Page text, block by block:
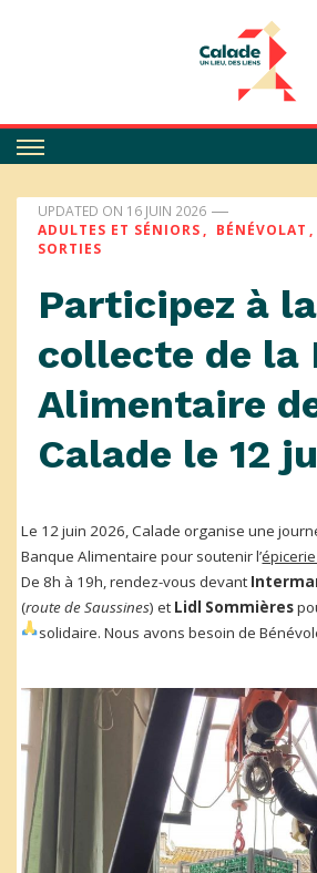
Calade
UPDATED ON 16 JUIN 2026
ADULTES ET SÉNIORS
BÉNÉVOLAT
SORTIES
Participez à la
collecte de la
Alimentaire
Calade le 12
Le 12 juin 2026, Calade organise une
Banque Alimentaire pour soutenir l’
De 8h à 19h, rendez-vous devant
(route de Saussines) et Lidl Sommières
solidaire. Nous avons besoin de